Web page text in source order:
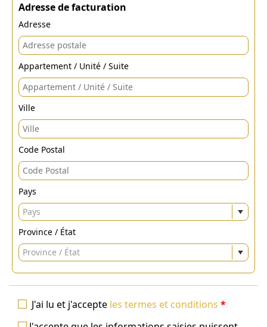
Adresse de facturation
Adresse
Appartement / Unité / Suite
Ville
Code Postal
Pays
Pays
Province / État
Province / État
J'ai lu et j'accepte les termes et conditions *